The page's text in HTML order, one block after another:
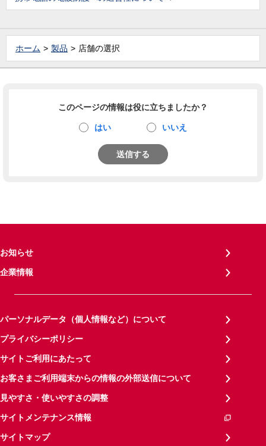
ホーム 製品 店舗の選択
このページの情報は役に立ちましたか？
はい いいえ
送信する
お知らせ
企業情報
パーソナルデータ（個人情報など）について
プライバシーポリシー
サイトご利用にあたって
お客さまご利用端末からの情報の外部送信について
見やすさ・使いやすさの調整
サイトメンテナンス情報
サイトマップ